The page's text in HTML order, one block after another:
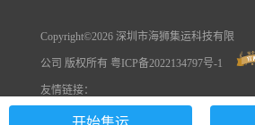
Copyright©2026 深圳市海狮集运科技有限
公司 版权所有 粤ICP备2022134797号-1
友情链接：